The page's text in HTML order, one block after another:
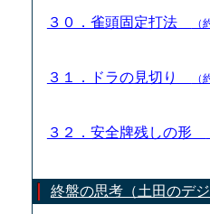
３０．雀頭固定打法 （
３１．ドラの見切り （
３２．安全牌残しの形
終盤の思考（土田のデジ